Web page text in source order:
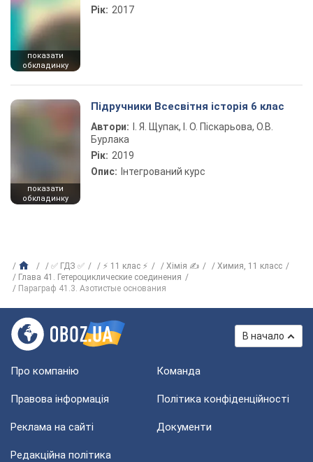
показати
обкладинку
Рік: 2017
показати
обкладинку
Підручники Всесвітня історія 6 клас
Автори:
І. Я. Щупак, І. О. Піскарьова, О.В.
Бурлака
Рік: 2019
Опис: Інтегрований курс
✅ ГДЗ ✅ ⚡ 11 клас ⚡ Хімія ✍
Химия, 11 класс
Глава 41. Гетероциклические соединения
Параграф 41.3. Азотистые основания
В начало
Про компанію Команда
Правова інформація Політика конфіденційності
Реклама на сайті Документи
Редакційна політика